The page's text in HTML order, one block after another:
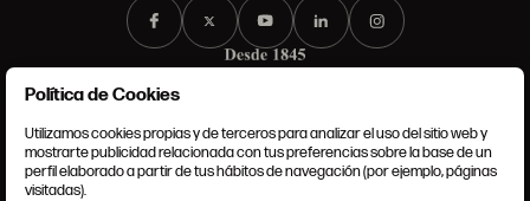
CONDICIONES GENERALES
Política de Cookies
Utilizamos cookies propias y de terceros para analizar el uso del sitio web y
mostrarte publicidad relacionada con tus preferencias sobre la base de un
perfil elaborado a partir de tus hábitos de navegación (por ejemplo, páginas
visitadas).